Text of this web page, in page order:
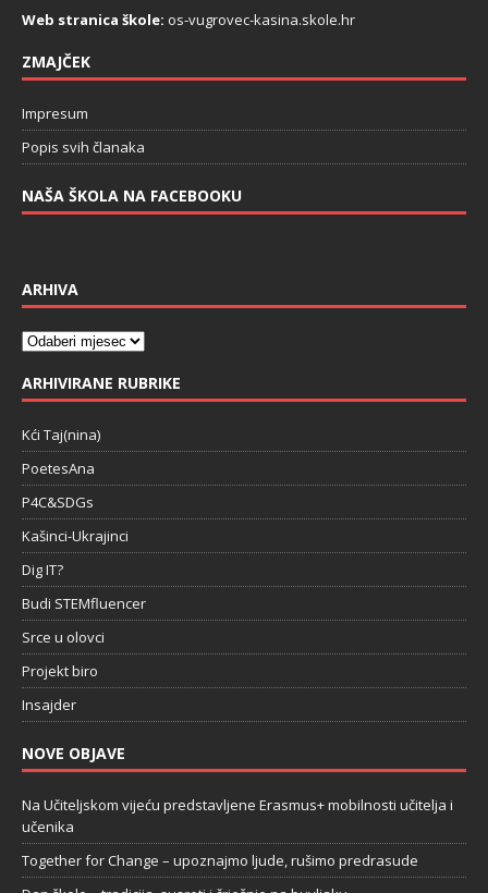
Web stranica škole: os-vugrovec-kasina.skole.hr
ZMAJČEK
Impresum
Popis svih članaka
NAŠA ŠKOLA NA FACEBOOKU
ARHIVA
ARHIVIRANE RUBRIKE
Kći Taj(nina)
PoetesAna
P4C&SDGs
Kašinci-Ukrajinci
Dig IT?
Budi STEMfluencer
Srce u olovci
Projekt biro
Insajder
NOVE OBJAVE
Na Učiteljskom vijeću predstavljene Erasmus+ mobilnosti učitelja i
učenika
Together for Change – upoznajmo ljude, rušimo predrasude